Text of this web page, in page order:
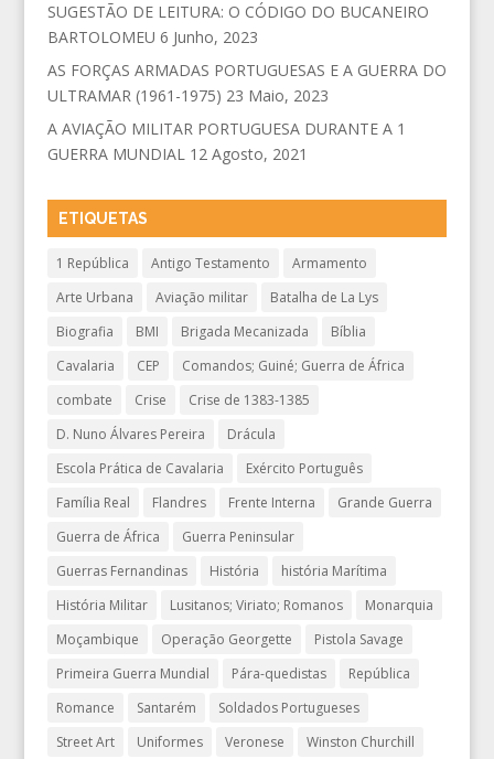
SUGESTÃO DE LEITURA: O CÓDIGO DO BUCANEIRO
BARTOLOMEU 6 Junho, 2023
AS FORÇAS ARMADAS PORTUGUESAS E A GUERRA DO
ULTRAMAR (1961-1975) 23 Maio, 2023
A AVIAÇÃO MILITAR PORTUGUESA DURANTE A 1
GUERRA MUNDIAL 12 Agosto, 2021
ETIQUETAS
1 República Antigo Testamento
Armamento
Arte Urbana
Aviação militar
Batalha de La Lys
Biografia
BMI Brigada Mecanizada
Bíblia
Cavalaria
CEP
Comandos; Guiné; Guerra de África
combate
Crise
Crise de 1383-1385
D. Nuno Álvares Pereira
Drácula
Escola Prática de Cavalaria
Exército Português
Família Real
Flandres Frente Interna
Grande Guerra
Guerra de África
Guerra Peninsular
Guerras Fernandinas
História
história Marítima
História Militar
Lusitanos; Viriato; Romanos
Monarquia
Moçambique
Operação Georgette
Pistola Savage
Primeira Guerra Mundial
Pára-quedistas
República
Romance
Santarém
Soldados Portugueses
Street Art
Uniformes Veronese Winston Churchill